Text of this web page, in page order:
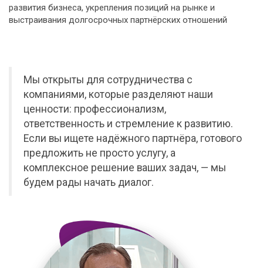
развития бизнеса, укрепления позиций на рынке и
выстраивания долгосрочных партнёрских отношений
Мы открыты для сотрудничества с
компаниями, которые разделяют наши
ценности: профессионализм,
ответственность и стремление к развитию.
Если вы ищете надёжного партнёра, готового
предложить не просто услугу, а
комплексное решение ваших задач, — мы
будем рады начать диалог.